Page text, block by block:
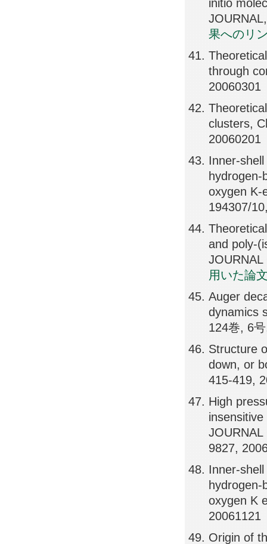
initio
果へのリ
through
20060301
clusters,
20060201
Inner-
oxygen K-
194307/
and poly-
用いた論
Auger
dynamics
124巻, 6
Structure
down, or
415-419,
High
9827,
Inner-
oxygen K
20061121
Origin of